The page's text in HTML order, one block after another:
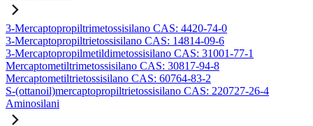
3-Mercaptopropiltrimetossisilano CAS: 4420-74-0
3-Mercaptopropiltrietossisilano CAS: 14814-09-6
3-Mercaptopropilmetildimetossisilano CAS: 31001-77-1
Mercaptometiltrimetossisilano CAS: 30817-94-8
Mercaptometiltrietossisilano CAS: 60764-83-2
S-(ottanoil)mercaptopropiltrietossisilano CAS: 220727-26-4
Aminosilani